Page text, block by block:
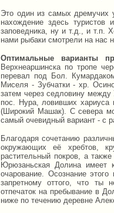
Это один из самых дремучих
нахождение здесь туристов
заповедника, ну и т.д., и т.п.
нами рыбаки смотрели на нас
Оптимальные варианты
Верхнеаршинска по тропе
перевал под Бол.
Миселя - Зубчатки - хр.
затем через седловину
пос. Нура, ловивших
(Широкий Машак). С севера
самый очевидный вариант - с
Благодаря сочетанию
окружающих её хребтов,
растительный покров, а
Юрюзаньская Долина имеет
очарование. Осознание этого
запретному оттого, что ты
отпечаток на пребывание в
ниже по течению деревне